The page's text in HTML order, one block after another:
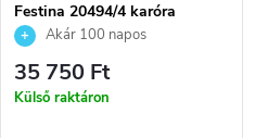
Festina 20494/4 karóra
Akár 100 napos
visszaküldési lehetőség. Hivatalos
márkakereskedő.
35 750 Ft
Külső raktáron